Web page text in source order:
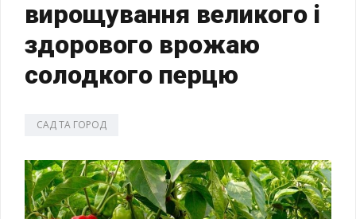
вирощування великого і
здорового врожаю
солодкого перцю
САД ТА ГОРОД